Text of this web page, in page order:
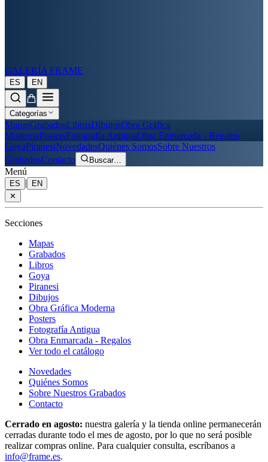
GALERÍA FRAME
ES | EN
Categorías
MapasGrabadosLibrosDibujosObra Gráfica
ModernaPostersFotografía AntiguaObra Enmarcada - Regalos
GoyaPiranesiNovedadesQuiénes SomosSobre Nuestros
GrabadosContacto Buscar…
Menú
ES |
EN
✕
Secciones
Mapas
Grabados
Libros
Goya
Piranesi
Dibujos
Obra Gráfica Moderna
Posters
Fotografía Antigua
Obra Enmarcada - Regalos
Ver todo el catálogo
Novedades
Quiénes Somos
Sobre Nuestros Grabados
Contacto
Cerrado en agosto: nuestra galería y la tienda online permanecerán
cerradas durante todo el mes de agosto, por lo que no será posible
realizar compras online. Para cualquier consulta, escríbanos a
info@frame.es.